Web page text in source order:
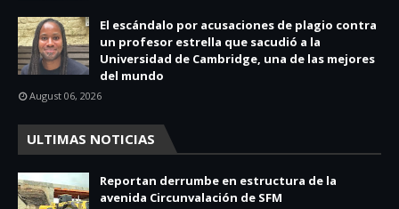
El escándalo por acusaciones de plagio contra
un profesor estrella que sacudió a la
Universidad de Cambridge, una de las mejores
del mundo
August 06, 2026
ULTIMAS NOTICIAS
Reportan derrumbe en estructura de la
avenida Circunvalación de SFM